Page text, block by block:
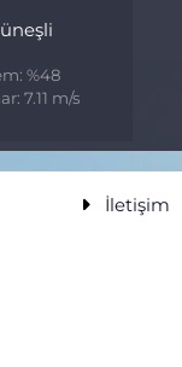
%48
7.11 m/s
İletişim